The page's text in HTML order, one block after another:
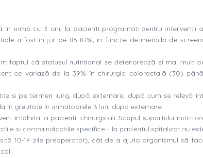
în urmã cu 3 ani, la pacienti programati pentru interventii
a fost în jur de 85-87%, în functie de metoda de
faptul cã statusul nutritional se deterioreazã si mai mult
ce variazã de la 39% în chirurgia colorectalã (30)
si pe termen lung, dupã externare, dupã cum se relevã
în greutate în urmãtoarele 3 luni dupã externare.
întâlnitã la pacientii chirurgicali. Scopul suportului
si contraindicatiile specifice - la pacientul spitalizat nu
10-14 zile preoperator), cât de a ajuta organismul sã